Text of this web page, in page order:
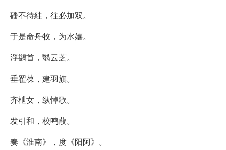
磻不待絓，往必加双。
于是命舟牧，为水嬉。
浮鷁首，翳云芝。
垂翟葆，建羽旗。
齐枻女，纵悼歌。
发引和，校鸣葭。
奏《淮南》，度《阳阿》。